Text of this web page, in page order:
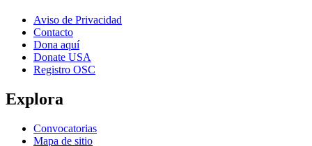
Aviso de Privacidad
Contacto
Dona aquí
Donate USA
Registro OSC
Explora
Convocatorias
Mapa de sitio